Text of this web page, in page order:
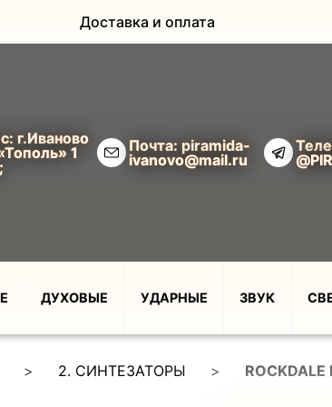
Доставка и оплата
г.Иваново
1
Почта: piramida-
ivanovo@mail.ru
ДУХОВЫЕ УДАРНЫЕ ЗВУК
> 2. СИНТЕЗАТОРЫ >